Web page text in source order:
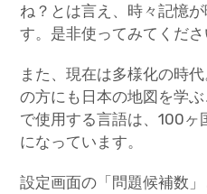
ね？とは言え、時々記憶
す。是非使ってみてくださ
また、現在は多様化の時
の方にも日本の地図を学
で使用する言語は、100ヶ
になっています。
設定画面の「問題候補数」